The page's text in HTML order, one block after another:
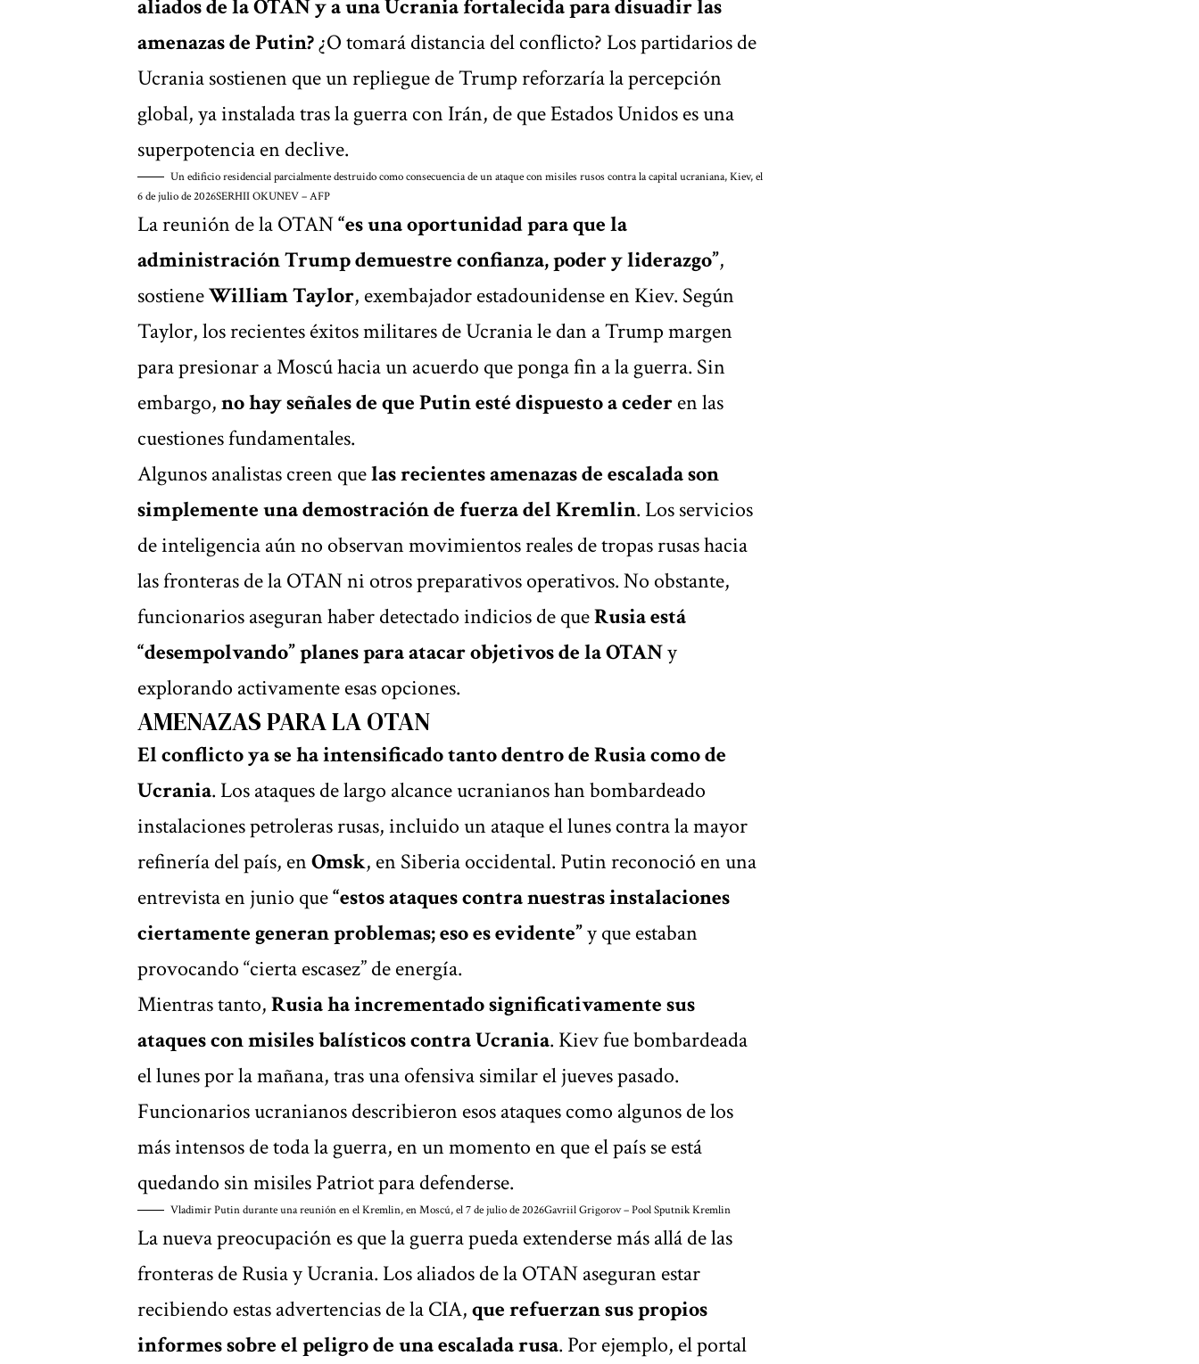
aliados de la OTAN y a una Ucrania fortalecida para disuadir las
amenazas de Putin?¿O tomará distancia del conflicto? Los partidarios de
Ucrania sostienen que un repliegue de Trump reforzaría la percepción
global, ya instalada tras la guerra con Irán, de que Estados Unidos es una
superpotencia en declive.
Un edificio residencial parcialmente destruido como consecuencia de un ataque con misiles rusos contra la capital ucraniana, Kiev, el
6 de julio de 2026SERHII OKUNEV – AFP
La reunión de la OTAN“es una oportunidad para que la
administración Trump demuestre confianza, poder y liderazgo”,
sostieneWilliam Taylor, exembajador estadounidense en Kiev. Según
Taylor, los recientes éxitos militares de Ucrania le dan a Trump margen
para presionar a Moscú hacia un acuerdo que ponga fin a la guerra. Sin
embargo,no hay señales de que Putin esté dispuesto a cederen las
cuestiones fundamentales.
Algunos analistas creen quelas recientes amenazas de escalada son
simplemente una demostración de fuerza del Kremlin. Los servicios
de inteligencia aún no observan movimientos reales de tropas rusas hacia
las fronteras de la OTAN ni otros preparativos operativos. No obstante,
funcionarios aseguran haber detectado indicios de queRusia está
“desempolvando” planes para atacar objetivos de la OTANy
explorando activamente esas opciones.
AMENAZAS PARA LA OTAN
El conflicto ya se ha intensificado tanto dentro deRusiacomo de
Ucrania. Los ataques de largo alcance ucranianos han bombardeado
instalaciones petroleras rusas, incluido un ataque el lunes contra la mayor
refinería del país, enOmsk, en Siberia occidental. Putin reconoció en una
entrevista en junio que“estos ataques contra nuestras instalaciones
ciertamente generan problemas; eso es evidente”y que estaban
provocando “cierta escasez” de energía.
Mientras tanto,Rusia ha incrementado significativamente sus
ataques con misiles balísticos contra Ucrania. Kiev fue bombardeada
el lunes por la mañana, tras una ofensiva similar el jueves pasado.
Funcionarios ucranianos describieron esos ataques como algunos de los
más intensos de toda la guerra, en un momento en que el país se está
quedando sin misiles Patriot para defenderse.
Vladimir Putin durante una reunión en el Kremlin, en Moscú, el 7 de julio de 2026Gavriil Grigorov – Pool Sputnik Kremlin
La nueva preocupación es que la guerra pueda extenderse más allá de las
fronteras de Rusia y Ucrania. Los aliados de la OTAN aseguran estar
recibiendo estas advertencias de la CIA,que refuerzan sus propios
informes sobre el peligro de una escalada rusa. Por ejemplo, el portal